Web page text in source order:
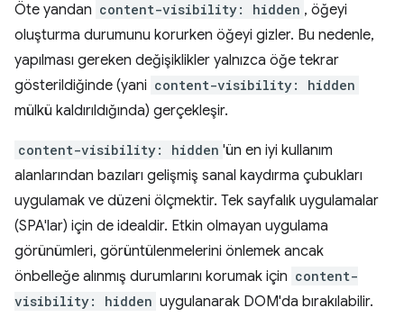
Öte yandan content-visibility: hidden , öğeyi
oluşturma durumunu korurken öğeyi gizler. Bu nedenle,
yapılması gereken değişiklikler yalnızca öğe tekrar
gösterildiğinde (yani content-visibility: hidden
mülkü kaldırıldığında) gerçekleşir.
content-visibility: hidden 'ün en iyi kullanım
alanlarından bazıları gelişmiş sanal kaydırma çubukları
uygulamak ve düzeni ölçmektir. Tek sayfalık uygulamalar
(SPA'lar) için de idealdir. Etkin olmayan uygulama
görünümleri, görüntülenmelerini önlemek ancak
önbelleğe alınmış durumlarını korumak için content-
visibility: hidden uygulanarak DOM'da bırakılabilir.